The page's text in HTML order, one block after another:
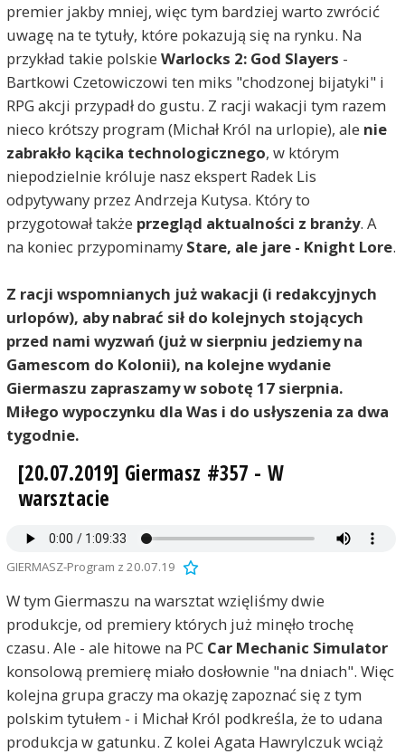
premier jakby mniej, więc tym bardziej warto zwrócić
uwagę na te tytuły, które pokazują się na rynku. Na
przykład takie polskie Warlocks 2: God Slayers -
Bartkowi Czetowiczowi ten miks "chodzonej bijatyki" i
RPG akcji przypadł do gustu. Z racji wakacji tym razem
nieco krótszy program (Michał Król na urlopie), ale nie
zabrakło kącika technologicznego, w którym
niepodzielnie króluje nasz ekspert Radek Lis
odpytywany przez Andrzeja Kutysa. Który to
przygotował także przegląd aktualności z branży. A
na koniec przypominamy Stare, ale jare - Knight Lore.
Z racji wspomnianych już wakacji (i redakcyjnych
urlopów), aby nabrać sił do kolejnych stojących
przed nami wyzwań (już w sierpniu jedziemy na
Gamescom do Kolonii), na kolejne wydanie
Giermaszu zapraszamy w sobotę 17 sierpnia.
Miłego wypoczynku dla Was i do usłyszenia za dwa
tygodnie.
[20.07.2019] Giermasz #357 - W
warsztacie
GIERMASZ-Program z 20.07.19
W tym Giermaszu na warsztat wzięliśmy dwie
produkcje, od premiery których już minęło trochę
czasu. Ale - ale hitowe na PC Car Mechanic Simulator
konsolową premierę miało dosłownie "na dniach". Więc
kolejna grupa graczy ma okazję zapoznać się z tym
polskim tytułem - i Michał Król podkreśla, że to udana
produkcja w gatunku. Z kolei Agata Hawrylczuk wciąż